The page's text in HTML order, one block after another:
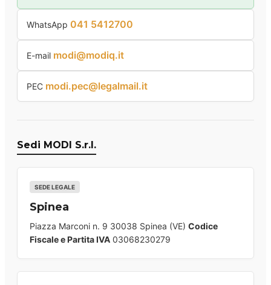
WhatsApp 041 5412700
E-mail modi@modiq.it
PEC modi.pec@legalmail.it
Sedi MODI S.r.l.
SEDE LEGALE
Spinea
Piazza Marconi n. 9 30038 Spinea (VE) Codice
Fiscale e Partita IVA 03068230279